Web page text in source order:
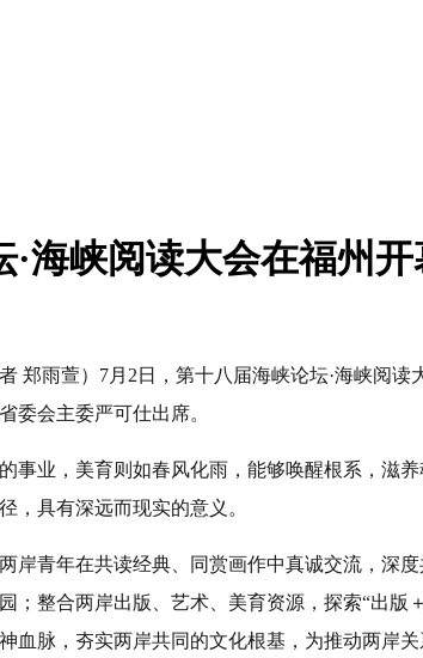
海峡阅读大会在福州开
郑雨萱）7月2日，第十八届海峡论坛·海峡阅
委会主委严可仕出席。
事业，美育则如春风化雨，能够唤醒根系，滋
，具有深远而现实的意义。
岸青年在共读经典、同赏画作中真诚交流，深
；整合两岸出版、艺术、美育资源，探索“出
血脉，夯实两岸共同的文化根基，为推动两岸